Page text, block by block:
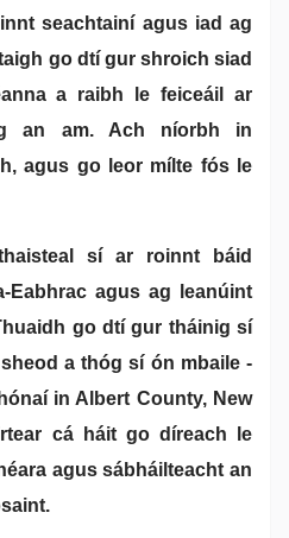
seachtainí agus iad ag
go dtí gur shroich siad
a raibh le feiceáil ar
an am. Ach níorbh in
agus go leor mílte fós le
sí ar roinnt báid
Eabhrac agus ag leanúint
go dtí gur tháinig sí
a thóg sí ón mbaile -
in Albert County, New
cá háit go díreach le
agus sábháilteacht an